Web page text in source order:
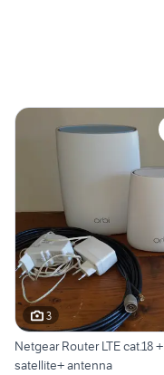
3
Netgear Router LTE cat.18 +
satellite+ antenna